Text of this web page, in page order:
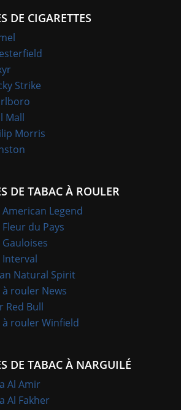
DE CIGARETTES
Strike
Mall
Morris
DE TABAC À ROULER
Legend
du Pays
Interval
Natural Spirit
rouler News
Red Bull
rouler Winfield
DE TABAC À NARGUILÉ
Al Amir
Al Fakher